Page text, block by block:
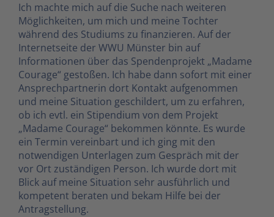
Ich machte mich auf die Suche nach weiteren
Möglichkeiten, um mich und meine Tochter
während des Studiums zu finanzieren. Auf der
Internetseite der WWU Münster bin auf
Informationen über das Spendenprojekt „Madame
Courage“ gestoßen. Ich habe dann sofort mit einer
Ansprechpartnerin dort Kontakt aufgenommen
und meine Situation geschildert, um zu erfahren,
ob ich evtl. ein Stipendium von dem Projekt
„Madame Courage“ bekommen könnte. Es wurde
ein Termin vereinbart und ich ging mit den
notwendigen Unterlagen zum Gespräch mit der
vor Ort zuständigen Person. Ich wurde dort mit
Blick auf meine Situation sehr ausführlich und
kompetent beraten und bekam Hilfe bei der
Antragstellung.